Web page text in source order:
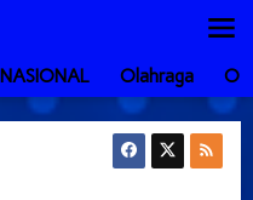
NASIONAL Olahraga